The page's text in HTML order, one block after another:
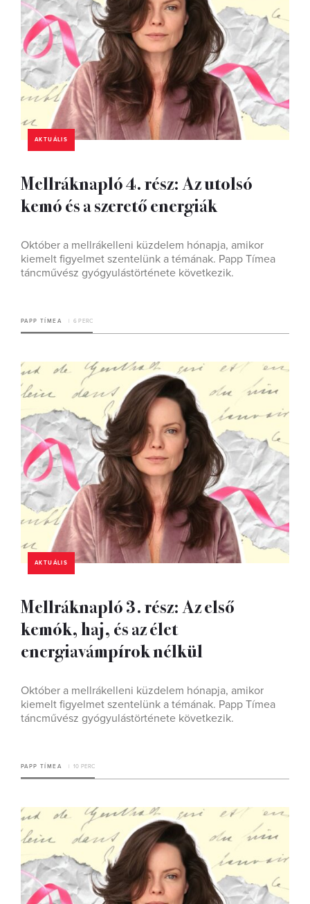
AKTUÁLIS
Mellráknapló 4. rész: Az utolsó
kemó és a szerető energiák
Október a mellrákelleni küzdelem hónapja, amikor
kiemelt figyelmet szentelünk a témának. Papp Tímea
táncművész gyógyulástörténete következik.
PAPP TÍMEA 6 PERC
AKTUÁLIS
Mellráknapló 3. rész: Az első
kemók, haj, és az élet
energiavámpírok nélkül
Október a mellrákelleni küzdelem hónapja, amikor
kiemelt figyelmet szentelünk a témának. Papp Tímea
táncművész gyógyulástörténete következik.
PAPP TÍMEA 10 PERC